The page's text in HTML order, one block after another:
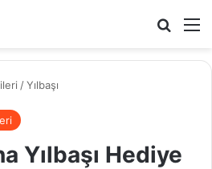
/Yılbaşı
Yılbaşı Hediye